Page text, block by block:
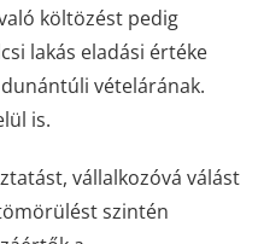
költözést pedig
lakás eladási értéke
vételárának.
is.
vállalkozóvá válást
szintén